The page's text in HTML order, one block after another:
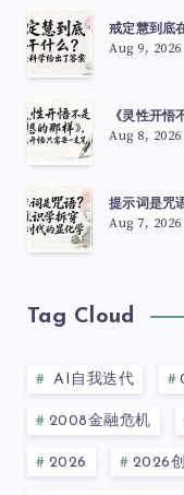
戒定慧到底
Aug 9, 2026
《灵性开悟
Aug 8, 2026
提示词是咒
Aug 7, 2026
Tag Cloud
AI自我迭代
2008金融危机
2026 2026